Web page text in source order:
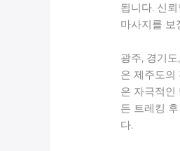
됩니다. 신
마사지를 보
광주, 경기
은 제주도의
은 자극적인
든 트레킹
다.